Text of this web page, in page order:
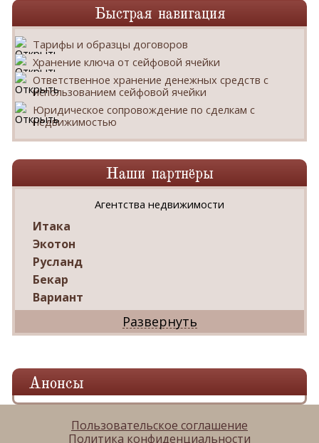
Быстрая навигация
Тарифы и образцы договоров
Хранение ключа от сейфовой ячейки
Ответственное хранение денежных средств с
использованием сейфовой ячейки
Юридическое сопровождение по сделкам с
недвижимостью
Наши партнёры
Агентства недвижимости
Итака
Экотон
Русланд
Бекар
Вариант
Дриада
Реал
Ваш Дом
Александр
Мир квартир
Панорама
Анонсы
Пользовательское соглашение
Политика конфиденциальности